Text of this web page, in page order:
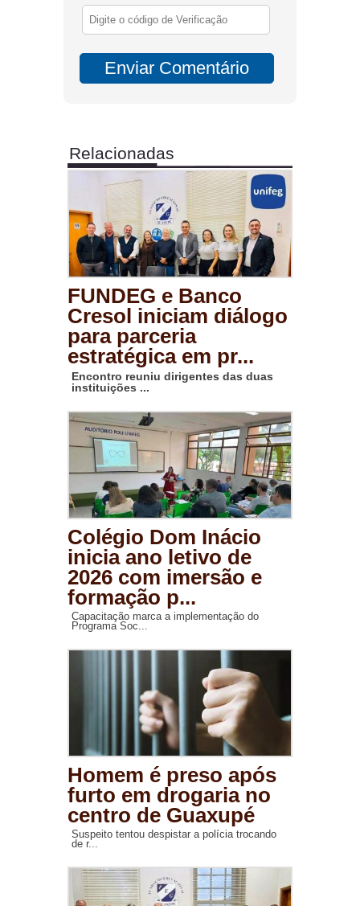
Relacionadas
FUNDEG e Banco
Cresol iniciam diálogo
para parceria
estratégica em pr...
Encontro reuniu dirigentes das duas
instituições ...
Colégio Dom Inácio
inicia ano letivo de
2026 com imersão e
formação p...
Capacitação marca a implementação do
Programa Soc...
Homem é preso após
furto em drogaria no
centro de Guaxupé
Suspeito tentou despistar a polícia trocando
de r...